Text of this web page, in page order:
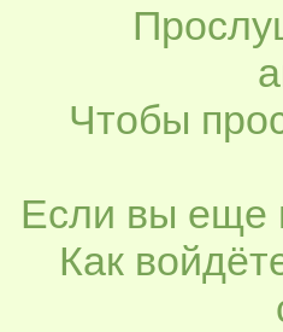
Чтобы
Если вы еще
Как